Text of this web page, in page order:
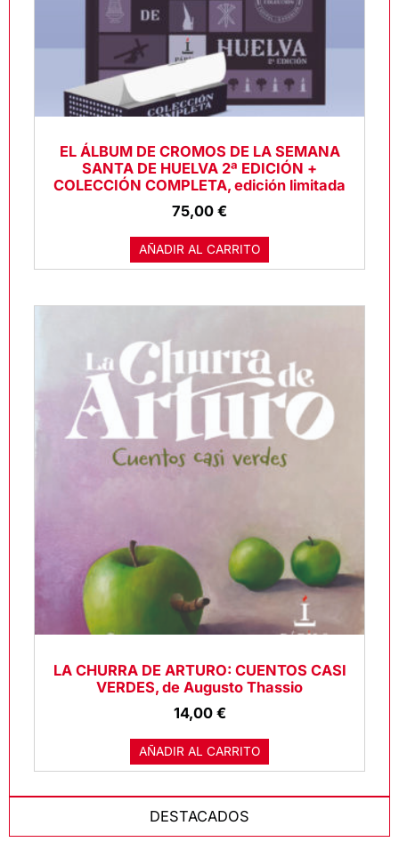
DESTACADOS
EL ÁLBUM DE CROMOS DE LA SEMANA
SANTA DE HUELVA 2ª EDICIÓN +
COLECCIÓN COMPLETA, edición limitada
75,00 €
AÑADIR AL CARRITO
LA CHURRA DE ARTURO: CUENTOS CASI
VERDES, de Augusto Thassio
14,00 €
AÑADIR AL CARRITO